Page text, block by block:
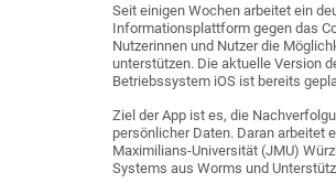
Seit einigen Wochen arbeitet ein
Informationsplattform gegen das
Nutzerinnen und Nutzer die
unterstützen. Die aktuelle Version
Betriebssystem iOS ist bereits
Ziel der App ist es, die
persönlicher Daten. Daran arbeitet
Maximilians-Universität (JMU)
Systems aus Worms und